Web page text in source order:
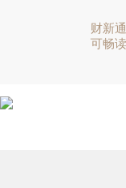
财新
可畅